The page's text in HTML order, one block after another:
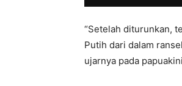
“Setelah diturunkan,
Putih dari dalam
ujarnya pada